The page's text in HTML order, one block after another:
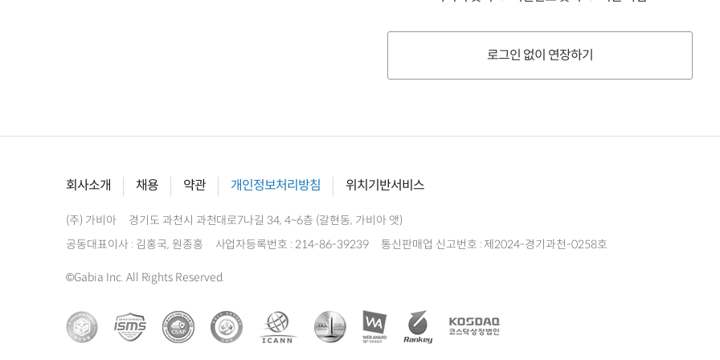
로그인 없이 연장하기
회사소개 채용 약관 개인정보처리방침 위치기반서비스
(주) 가비아
경기도 과천시 과천대로7나길 34, 4~6층 (갈현동, 가비아 앳)
공동대표이사 : 김홍국, 원종홍
사업자등록번호 : 214-86-39239 통신판매업 신고번호 : 제2024-경기과천-0258호
©Gabia Inc. All Rights Reserved.